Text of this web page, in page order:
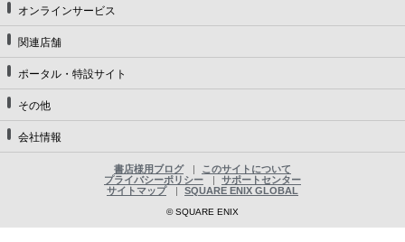
オンラインサービス
関連店舗
ポータル・特設サイト
その他
会社情報
書店様用ブログ
このサイトについて
プライバシーポリシー
サポートセンター
サイトマップ
SQUARE ENIX GLOBAL
© SQUARE ENIX